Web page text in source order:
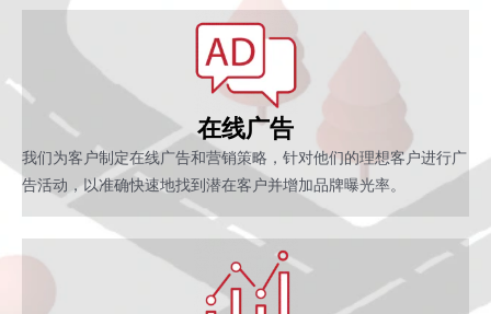
在线广告
我们为客户制定在线广告和营销策略，针对他们的理想客户进行广
告活动，以准确快速地找到潜在客户并增加品牌曝光率。